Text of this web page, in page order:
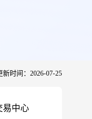
新时间：2026-07-25
易中心